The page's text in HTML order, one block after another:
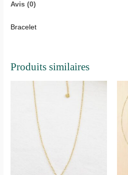
Avis (0)
Bracelet
Produits similaires